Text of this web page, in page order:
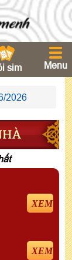
sim Menu
2026
XEM
XEM